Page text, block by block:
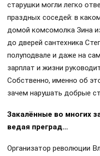
старушки могли легко
праздных соседей: в
домой комсомолка Зина
до дверей сантехника
полуподвале и даже на
зарплат и жизни
Собственно, именно об
зачем нарушать добрые
Закалённые во многих
ведая преград…
Организатор революции